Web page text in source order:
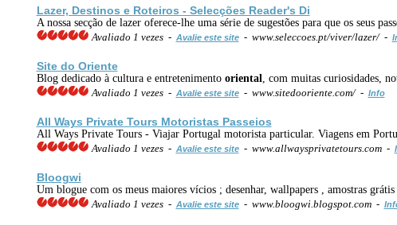
Lazer, Destinos e Roteiros - Selecções Reader's Di
A nossa secção de lazer oferece-lhe uma série de sugestões para que os seus
Avaliado 1 vezes - Avalie este site- www.seleccoes.pt/viver/lazer/ -
Site do Oriente
Blog dedicado à cultura e entretenimento oriental
, com muitas curiosidades,
Avaliado 1 vezes - Avalie este site- www.sitedooriente.com/ - Info
All Ways Private Tours Motoristas Passeios
All Ways Private Tours - Viajar Portugal motorista particular. Viagens em
Avaliado 1 vezes - Avalie este site- www.allwaysprivatetours.com -
Bloogwi
Um blogue com os meus maiores vícios ; desenhar, wallpapers , amostras
Avaliado 1 vezes - Avalie este site- www.bloogwi.blogspot.com -